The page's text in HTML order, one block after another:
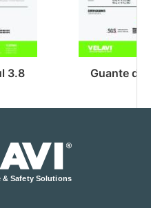
3.8
Guante de